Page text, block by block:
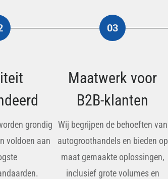
grondig
voldoen aan
03
Maatwerk voor
B2B-klanten
Wij begrijpen de behoeften van
autogroothandels en bieden op
maat gemaakte oplossingen,
inclusief grote volumes en